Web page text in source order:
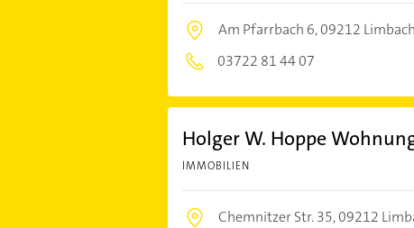
Am Pfarrbach 6,09212
03722 81 44 07
Holger W. Hoppe
IMMOBILIEN
Chemnitzer Str. 35,09212